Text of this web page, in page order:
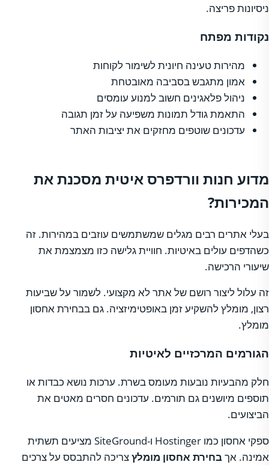
ניסיונות פריצה.
נקודות מפתח
מהירות טעינה חיונית לשימור לקוחות
אמון מתגבש בסביבה מאובטחת
ניהול פלאגינים חשוב למנוע עומסים
התאמת גודל תמונות משפיעה על זמן תגובה
עדכונים שוטפים מחזקים את יציבות האתר
מדוע חנות וורדפרס איטית מסכנת את
המכירות?
בעלי אתרים רבים מגלים שמשתמשים עוזבים במהירות. זה
כשהדפים עולים באיטיות. חוויית גלישה כזו מצמצמת את
שיעורי הרכישה.
זה עלול ליצור רושם של אתר לא מקצועי. לשמור על שביעות
רצון, מומלץ להשקיע זמן באופטימיזציה. גם בבחירת אחסון
מומלץ.
הגורמים המרכזיים לאיטיות
חלק מהבעיות נובעות מעומס בשרת. ערכות נושא כבדות או
תוספים מיושנים גם תורמים. עדכונים חסרים מאטים את
הביצועים.
ספקי אחסון כמו Hostinger ו-SiteGround מציעים תשתית
אמינה. אךבחירת אחסון מומלץצריכה להתבסס על צרכים